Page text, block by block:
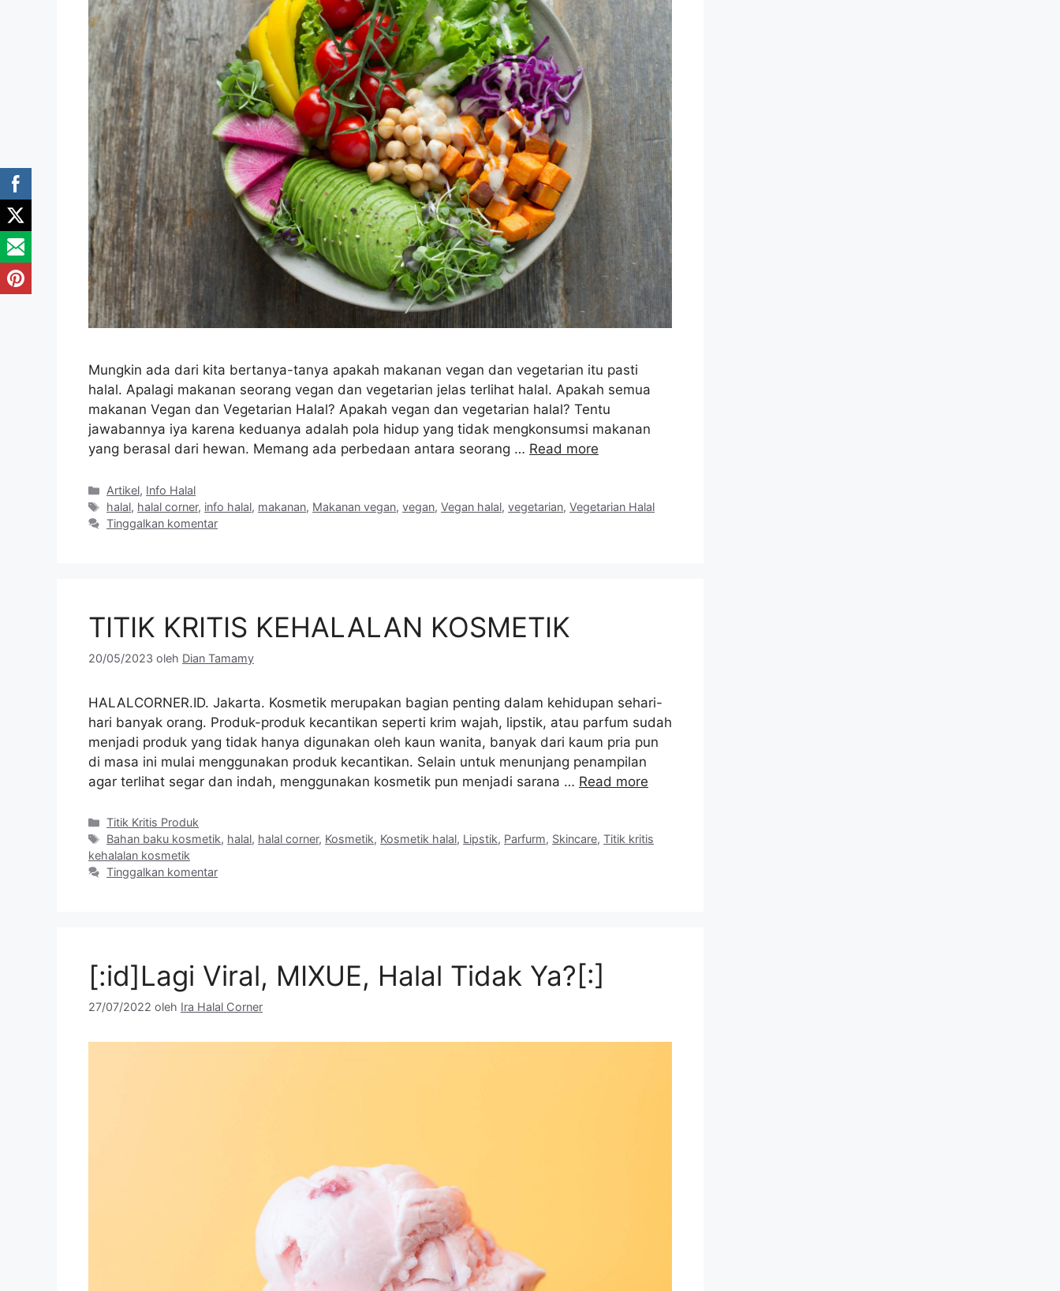
Mungkin ada dari kita bertanya-tanya apakah makanan vegan dan vegetarian itu pasti
halal. Apalagi makanan seorang vegan dan vegetarian jelas terlihat halal. Apakah semua
makanan Vegan dan Vegetarian Halal? Apakah vegan dan vegetarian halal? Tentu
jawabannya iya karena keduanya adalah pola hidup yang tidak mengkonsumsi makanan
yang berasal dari hewan. Memang ada perbedaan antara seorang … Read more
Kategori
Artikel, Info Halal
Tag
halal, halal corner, info halal, makanan, Makanan vegan,vegan,Vegan halal,vegetarian,Vegetarian Halal
Tinggalkan komentar
TITIK KRITIS KEHALALAN KOSMETIK
20/05/2023 oleh Dian Tamamy
HALALCORNER.ID. Jakarta. Kosmetik merupakan bagian penting dalam kehidupan sehari-
hari banyak orang. Produk-produk kecantikan seperti krim wajah, lipstik, atau parfum sudah
menjadi produk yang tidak hanya digunakan oleh kaun wanita, banyak dari kaum pria pun
di masa ini mulai menggunakan produk kecantikan. Selain untuk menunjang penampilan
agar terlihat segar dan indah, menggunakan kosmetik pun menjadi sarana … Read more
Kategori
Titik Kritis Produk
Tag
Bahan baku kosmetik, halal, halal corner, Kosmetik, Kosmetik halal, Lipstik, Parfurm, Skincare,Titik kritis
kehalalan kosmetik
Tinggalkan komentar
[:id]Lagi Viral, MIXUE, Halal Tidak Ya?[:]
27/07/2022 oleh Ira Halal Corner